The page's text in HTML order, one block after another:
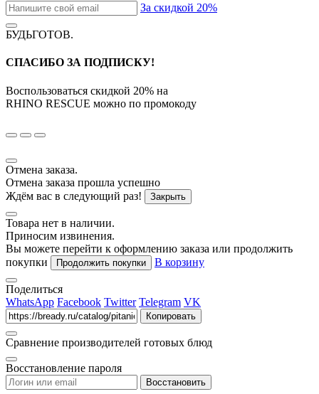
За скидкой 20%
БУДЬГОТОВ.
СПАСИБО ЗА ПОДПИСКУ!
Воспользоваться скидкой 20% на
RHINO RESCUE можно по промокоду
Отмена заказа.
Отмена заказа прошла успешно
Ждём вас в следующий раз!
Закрыть
Товара нет в наличии.
Приносим извинения.
Вы можете перейти к оформлению заказа или продолжить
покупки
Продолжить покупки В корзину
Поделиться
WhatsApp Facebook Twitter Telegram VK
Копировать
Сравнение производителей готовых блюд
Восстановление пароля
Восстановить